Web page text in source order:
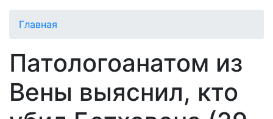
Главная
Патологоанатом из
Вены выяснил, кто